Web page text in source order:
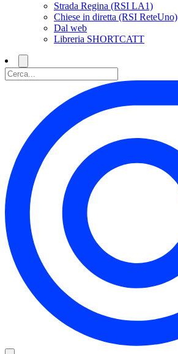
Strada Regina (RSI LA1)
Chiese in diretta (RSI ReteUno)
Dal web
Libreria SHORTCATT